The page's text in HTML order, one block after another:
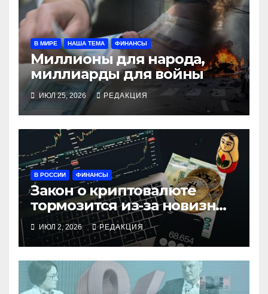
В МИРЕ НАША ТЕМА ФИНАНСЫ
Миллионы для народа,
миллиарды для войны
ИЮЛ 25, 2026 РЕДАКЦИЯ
В РОССИИ ФИНАНСЫ
Закон о криптовалюте
тормозится из-за новизны
и сложности
ИЮЛ 2, 2026 РЕДАКЦИЯ